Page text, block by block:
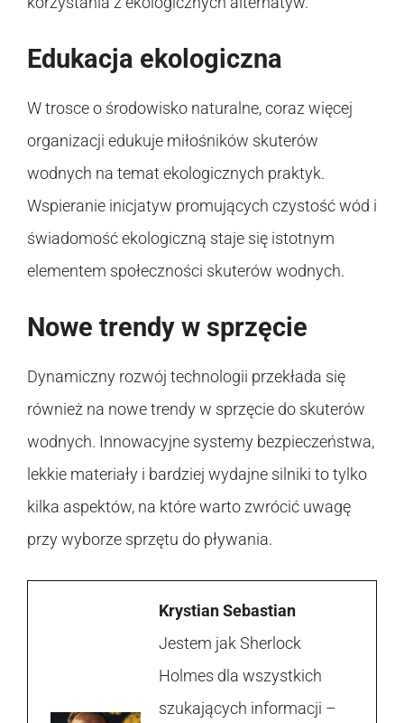
Edukacja ekologiczna
W trosce o środowisko naturalne, coraz więcej
organizacji edukuje miłośników skuterów
wodnych na temat ekologicznych praktyk.
Wspieranie inicjatyw promujących czystość wód i
świadomość ekologiczną staje się istotnym
elementem społeczności skuterów wodnych.
Nowe trendy w sprzęcie
Dynamiczny rozwój technologii przekłada się
również na nowe trendy w sprzęcie do skuterów
wodnych. Innowacyjne systemy bezpieczeństwa,
lekkie materiały i bardziej wydajne silniki to tylko
kilka aspektów, na które warto zwrócić uwagę
przy wyborze sprzętu do pływania.
Krystian Sebastian
Jestem jak Sherlock
Holmes dla wszystkich
szukających informacji –